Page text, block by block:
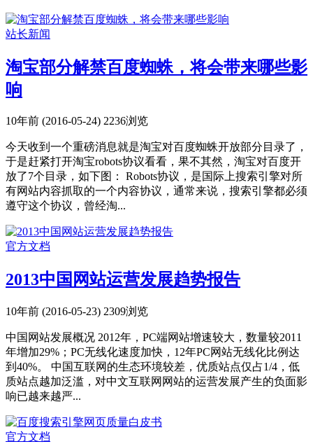
站长新闻
淘宝部分解禁百度蜘蛛，将会带来哪些影
响
10年前 (2016-05-24) 2236浏览
今天收到一个重磅消息就是淘宝对百度蜘蛛开放部分目录了，
于是赶紧打开淘宝robots协议看看，果不其然，淘宝对百度开
放了7个目录，如下图： Robots协议，是国际上搜索引擎对所
有网站内容抓取的一个内容协议，通常来说，搜索引擎都必须
遵守这个协议，曾经淘...
官方文档
2013中国网站运营发展趋势报告
10年前 (2016-05-23) 2309浏览
中国网站发展概况 2012年，PC端网站增速较大，数量较2011
年增加29%；PC无线化速度加快，12年PC网站无线化比例达
到40%。 中国互联网的生态环境较差，优质站点仅占1/4，低
质站点越加泛滥，对中文互联网网站的运营发展产生的负面影
响已越来越严...
官方文档